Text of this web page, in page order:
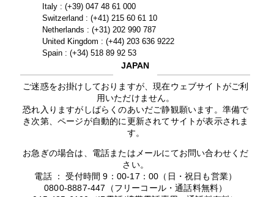
Italy : (+39) 047 48 61 000
Switzerland : (+41) 215 60 61 10
Netherlands : (+31) 202 990 787
United Kingdom : (+44) 203 636 9222
Spain : (+34) 518 89 92 53
JAPAN
ご迷惑をお掛けしておりますが、現在ウェブサイトがご利
用いただけません。
恐れ入りますがしばらくのあいだご静観願います。準備で
き次第、ページが自動的に更新されてサイトが表示されま
す。
お急ぎの場合は、電話またはメールにてお問い合わせくだ
さい。
電話 ： 受付時間 9：00-17：00（日・祝日も営業）
0800-8887-447（フリーコール・通話料無料）